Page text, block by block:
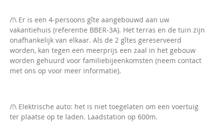
/!\ Er is een 4-persoons gîte aangebouwd aan uw
vakantiehuis (referentie BBER-3A). Het terras en de tuin zijn
onafhankelijk van elkaar. Als de 2 gîtes gereserveerd
worden, kan tegen een meerprijs een zaal in het gebouw
worden gehuurd voor familiebijeenkomsten (neem contact
met ons op voor meer informatie).
/!\ Elektrische auto: het is niet toegelaten om een voertuig
ter plaatse op te laden. Laadstation op 600m.